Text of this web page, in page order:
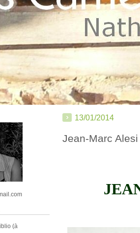
(à
13/01/2014
Jean-Marc